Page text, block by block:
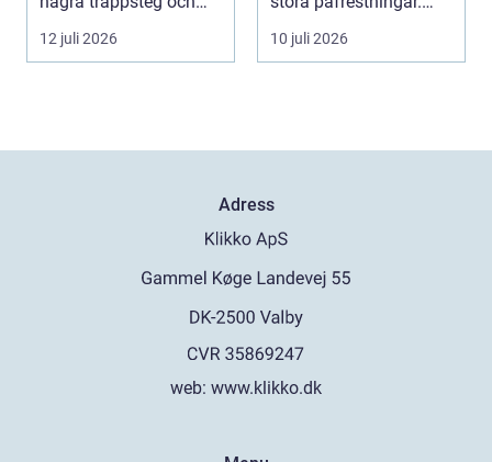
torka en...
12 juli 2026
Samtidigt är det ...
10 juli 2026
Adress
web: www.klikko.dk